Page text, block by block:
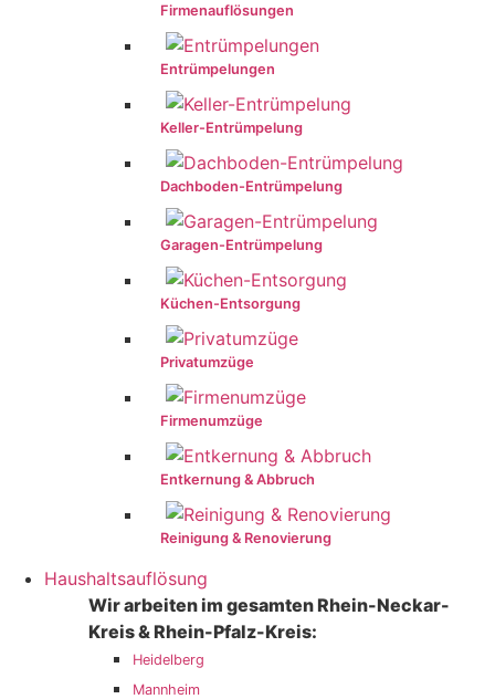
Firmenauflösungen
Entrümpelungen
Keller-Entrümpelung
Dachboden-Entrümpelung
Garagen-Entrümpelung
Küchen-Entsorgung
Privatumzüge
Firmenumzüge
Entkernung & Abbruch
Reinigung & Renovierung
Haushaltsauflösung
Wir arbeiten im gesamten Rhein-Neckar-
Kreis & Rhein-Pfalz-Kreis:
Heidelberg
Mannheim